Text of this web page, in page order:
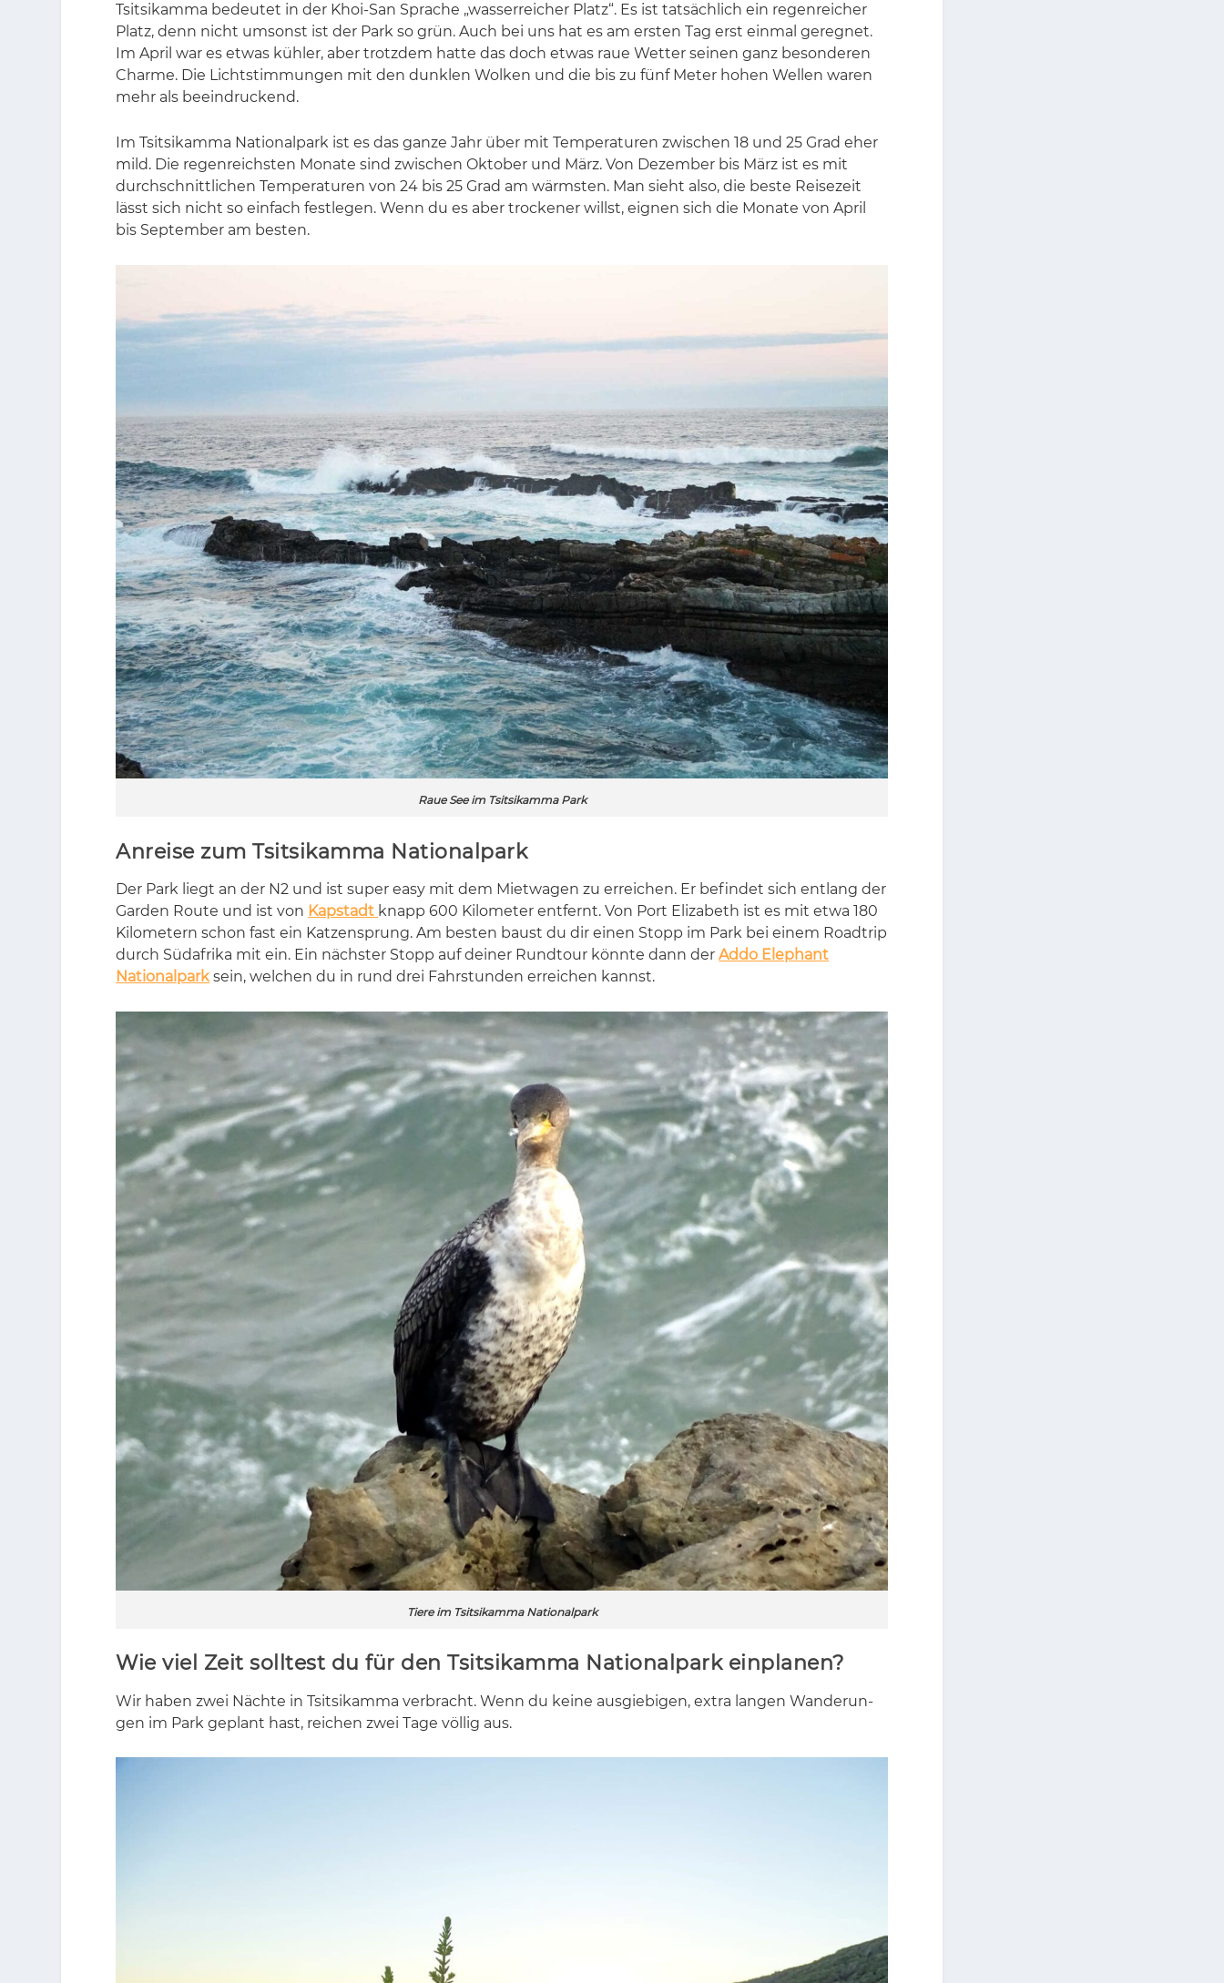
Tsit­si­kam­ma be­deu­tet in der Khoi-San Spra­che „was­ser­rei­cher Platz“. Es ist tat­säch­lich ein re­gen­rei­cher
Platz, denn nicht um­sonst ist der Park so grün. Auch bei uns hat es am ers­ten Tag erst ein­mal ge­reg­net.
Im April war es et­was küh­ler, aber trotz­dem hat­te das doch et­was raue Wet­ter sei­nen ganz be­son­de­ren
Charme. Die Licht­stim­mun­gen mit den dunk­len Wol­ken und die bis zu fünf Me­ter ho­hen Wel­len wa­ren
mehr als be­ein­dru­ckend.
Im Tsit­si­kam­ma Na­tio­nal­park ist es das gan­ze Jahr über mit Tem­pe­ra­tu­ren zwi­schen 18 und 25 Grad eher
mild. Die re­gen­reichs­ten Mo­na­te sind zwi­schen Ok­to­ber und März. Von De­zem­ber bis März ist es mit
durch­schnitt­li­chen Tem­pe­ra­tu­ren von 24 bis 25 Grad am wärms­ten. Man sieht also, die bes­te Rei­se­zeit
lässt sich nicht so ein­fach fest­le­gen. Wenn du es aber tro­cke­ner willst, eig­nen sich die Mo­na­te von April
bis Sep­tem­ber am bes­ten.
Raue See im Tsitsikamma Park
Anreise zum Tsitsikamma Nationalpark
Der Park liegt an der N2 und ist su­per easy mit dem Miet­wa­gen zu er­rei­chen. Er be­fin­det sich ent­lang der
Gar­den Rou­te und ist von Kapstadt knapp 600 Ki­lo­me­ter ent­fernt. Von Port Eliz­a­beth ist es mit etwa 180
Ki­lo­me­tern schon fast ein Kat­zen­sprung. Am bes­ten baust du dir ei­nen Stopp im Park bei ei­nem Roadtrip
durch Süd­afri­ka mit ein. Ein nächs­ter Stopp auf dei­ner Rund­tour könn­te dann derAddo Elephant
Nationalparksein, wel­chen du in rund drei Fahr­stun­den er­rei­chen kannst.
Tiere im Tsitsikamma Nationalpark
Wie viel Zeit solltest du für den Tsitsikamma Nationalpark einplanen?
Wir ha­ben zwei Näch­te in Tsit­si­kam­ma ver­bracht. Wenn du kei­ne aus­gie­bi­gen, ex­tra lan­gen Wan­de­run­
gen im Park ge­plant hast, rei­chen zwei Tage völ­lig aus.